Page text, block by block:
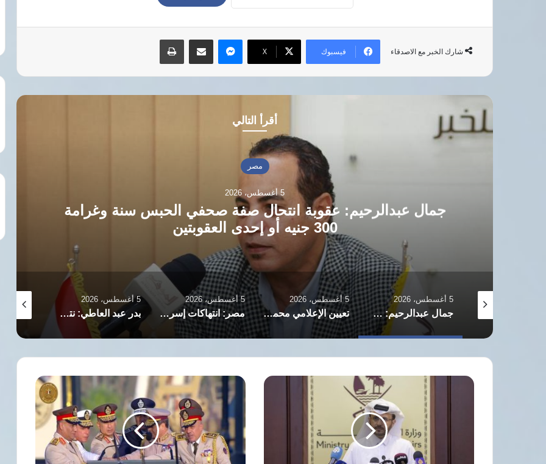
شارك الخبر مع الاصدقاء فيسبوك ‫X
ماسنجر مشاركة عبر البريد طباعة
أقرأ التالي
مصر
5 أغسطس، 2026
جمال عبدالرحيم: عقوبة انتحال صفة صحفي الحبس سنة وغرامة
300 جنيه أو إحدى العقوبتين
5 أغسطس، 2026
جمال عبدالرحيم: عقوبة انتحال صفة صحفي الحبس سنة وغرامة 300 جنيه أو إحدى العقوبتين
5 أغسطس، 2026
تعيين الإعلامي محمد شردي مساعدًا أول لرئيس الوفد
5 أغسطس، 2026
مصر: انتهاكات إسرائيل بالقدس ستؤدي لتفجير الأوضاع بالمنطقة
5 أغسطس، 2026
بدر عبد العاطي: نتطلع لاستكمال إجراءات تدشين مجلس الأعمال المصري الباكستاني
الدوحة:
السيسي:
"القيادة
الإستراتيجية"
كيان
لتنسيق
مجابهة